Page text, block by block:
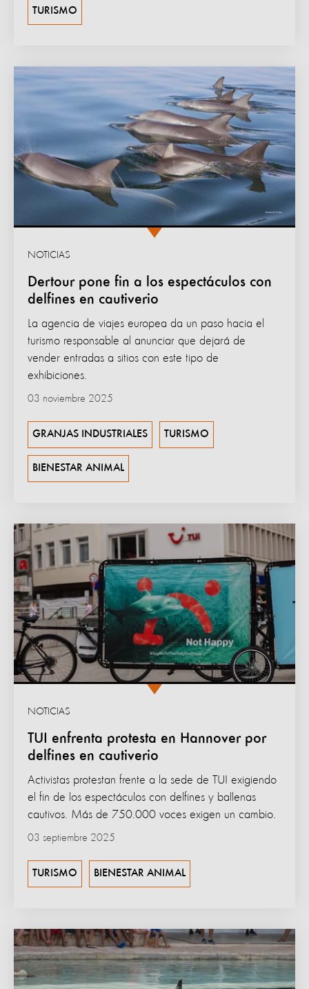
TURISMO
Dertour pone fin a los espectáculos con
delfines en cautiverio
NOTICIAS
La agencia de viajes europea da un paso hacia el
turismo responsable al anunciar que dejará de
vender entradas a sitios con este tipo de
exhibiciones.
03 noviembre 2025
GRANJAS INDUSTRIALES TURISMO
BIENESTAR ANIMAL
TUI enfrenta protesta en Hannover por
delfines en cautiverio
NOTICIAS
Activistas protestan frente a la sede de TUI exigiendo
el fin de los espectáculos con delfines y ballenas
cautivos. Más de 750.000 voces exigen un cambio.
03 septiembre 2025
TURISMO BIENESTAR ANIMAL